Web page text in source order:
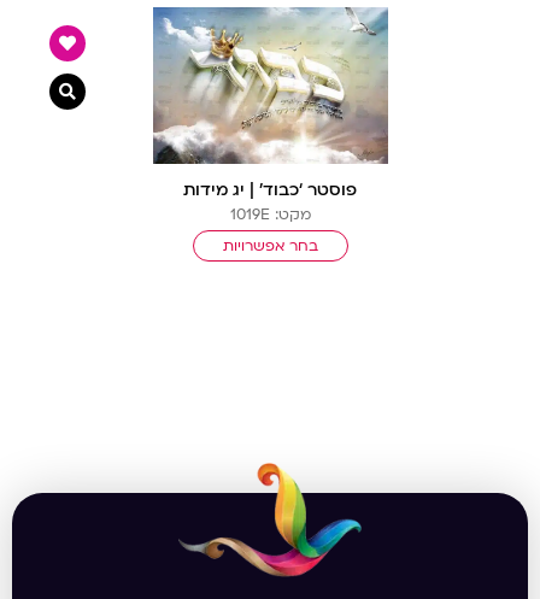
פוסטר ‘כבוד’ | יג מידות
מקט: 1019E
בחר אפשרויות
צפייה